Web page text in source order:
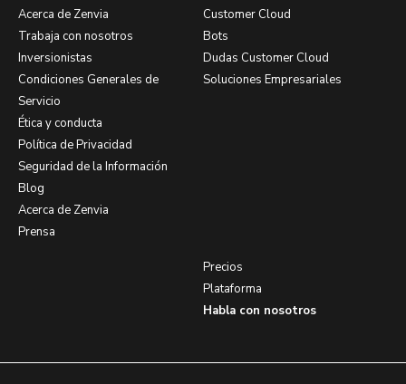
Acerca de Zenvia
Trabaja con nosotros
Inversionistas
Condiciones Generales de
Servicio
Ética y conducta
Política de Privacidad
Seguridad de la Información
Blog
Acerca de Zenvia
Prensa
Customer Cloud
Bots
Dudas Customer Cloud
Soluciones Empresariales
Precios
Plataforma
Habla con nosotros